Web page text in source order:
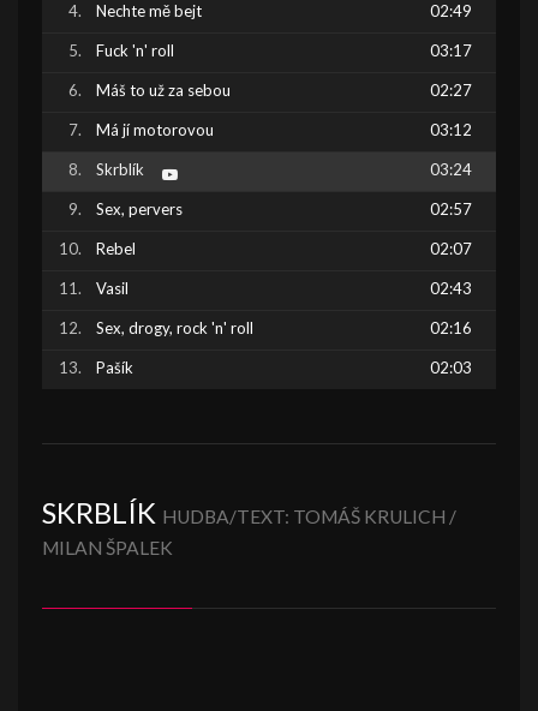
Nechte mě bejt 02:49
Fuck 'n' roll 03:17
Máš to už za sebou 02:27
Má jí motorovou 03:12
Skrblík 03:24
Sex, pervers 02:57
Rebel 02:07
Vasil 02:43
Sex, drogy, rock 'n' roll 02:16
Pašík 02:03
SKRBLÍK HUDBA/TEXT: TOMÁŠ KRULICH /
MILAN ŠPALEK